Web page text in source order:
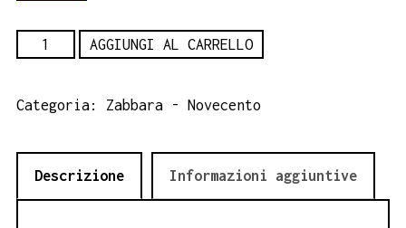
che
fatto
AGGIUNGI AL CARRELLO
Categoria: Zabbara - Novecento
Descrizione Informazioni aggiuntive